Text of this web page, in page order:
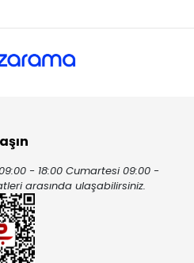
- 18:00 Cumartesi 09:00 -
arasında ulaşabilirsiniz.